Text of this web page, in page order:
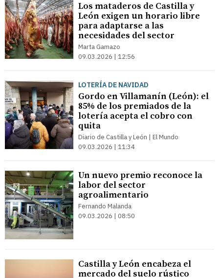
Los mataderos de Castilla y
León exigen un horario libre
para adaptarse a las
necesidades del sector
Marta Gamazo
09.03.2026 | 12:56
LOTERÍA DE NAVIDAD
Gordo en Villamanín (León): el
85% de los premiados de la
lotería acepta el cobro con
quita
Diario de Castilla y León | El Mundo
09.03.2026 | 11:34
Un nuevo premio reconoce la
labor del sector
agroalimentario
Fernando Malanda
09.03.2026 | 08:50
Castilla y León encabeza el
mercado del suelo rústico